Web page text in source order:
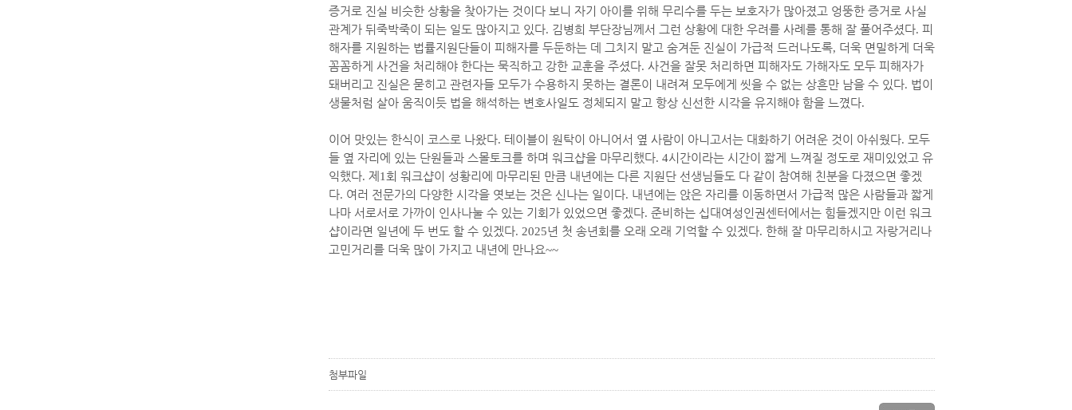
증거로 진실 비슷한 상황을 찾아가는 것이다 보니 자기 아이를 위해 무리수를 두는 보호자가 많아졌고 엉뚱한 증거로 사실
관계가 뒤죽박죽이 되는 일도 많아지고 있다. 김병희 부단장님께서 그런 상황에 대한 우려를 사례를 통해 잘 풀어주셨다. 피
해자를 지원하는 법률지원단들이 피해자를 두둔하는 데 그치지 말고 숨겨둔 진실이 가급적 드러나도록, 더욱 면밀하게 더욱
꼼꼼하게 사건을 처리해야 한다는 묵직하고 강한 교훈을 주셨다. 사건을 잘못 처리하면 피해자도 가해자도 모두 피해자가
돼버리고 진실은 묻히고 관련자들 모두가 수용하지 못하는 결론이 내려져 모두에게 씻을 수 없는 상흔만 남을 수 있다. 법이
생물처럼 살아 움직이듯 법을 해석하는 변호사일도 정체되지 말고 항상 신선한 시각을 유지해야 함을 느꼈다.
이어 맛있는 한식이 코스로 나왔다. 테이블이 원탁이 아니어서 옆 사람이 아니고서는 대화하기 어려운 것이 아쉬웠다. 모두
들 옆 자리에 있는 단원들과 스몰토크를 하며 워크샵을 마무리했다. 4시간이라는 시간이 짧게 느껴질 정도로 재미있었고 유
익했다. 제 1 회 워크샵이 성황리에 마무리된 만큼 내년에는 다른 지원단 선생님들도 다 같이 참여해 친분을 다졌으면 좋겠
다. 여러 전문가의 다양한 시각을 엿보는 것은 신나는 일이다. 내년에는 앉은 자리를 이동하면서 가급적 많은 사람들과 짧게
나마 서로서로 가까이 인사나눌 수 있는 기회가 있었으면 좋겠다. 준비하는 십대여성인권센터에서는 힘들겠지만 이런 워크
샵이라면 일년에 두 번도 할 수 있겠다. 2025년 첫 송년회를 오래 오래 기억할 수 있겠다. 한해 잘 마무리하시고 자랑거리나
고민거리를 더욱 많이 가지고 내년에 만나요~~
첨부파일